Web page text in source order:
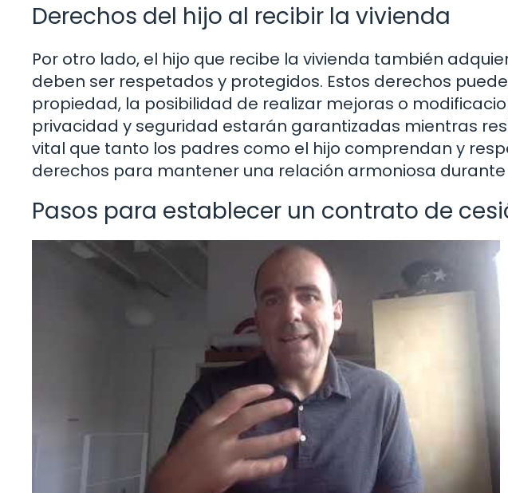
Derechos del hijo al recibir la vivienda
Por otro lado, el hijo que recibe la vivienda también
deben ser respetados y protegidos. Estos derechos
propiedad, la posibilidad de realizar mejoras o
privacidad y seguridad estarán garantizadas mientras
vital que tanto los padres como el hijo comprendan y
derechos para mantener una relación armoniosa
Pasos para establecer un contrato de